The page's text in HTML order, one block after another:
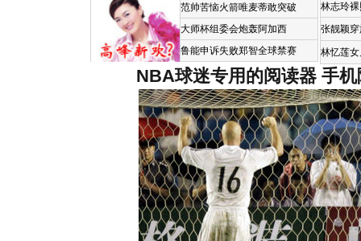
范帅苦恼火箭唯麦蒂敢突破
大师杯组委会炮轰阿加西
鲁能申诉失败郑智全球禁赛
林志玲
张靓颖
林忆莲
NBA球迷专用的阅读器 手